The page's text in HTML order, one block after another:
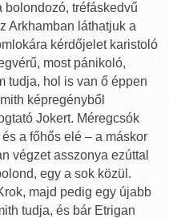
bolondozó, tréfáskedvű
Arkhamban láthatjuk a
kérdőjelet karistoló
most pánikoló,
tudja, hol is van ő éppen
képregényből
Jokert. Méregcsók
a főhős elé – a máskor
végzet asszonya ezúttal
egy a sok közül.
majd pedig egy újabb
tudja, és bár Etrigan